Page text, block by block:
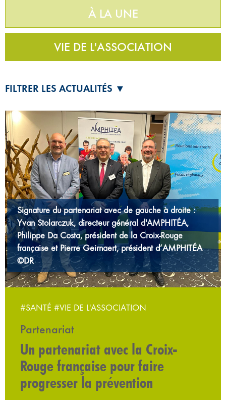
À LA UNE
VIE DE L'ASSOCIATION
FILTRER LES ACTUALITÉS ▼
Signature du partenariat avec de gauche à droite :
Yvan Stolarczuk, directeur général d'AMPHITÉA,
Philippe Da Costa, président de la Croix-Rouge
française et Pierre Geirnaert, président d’AMPHITÉA
©DR
#SANTÉ #VIE DE L'ASSOCIATION
Partenariat
Un partenariat avec la Croix-
Rouge française pour faire
progresser la prévention